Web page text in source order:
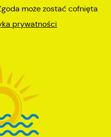
może zostać cofnięta
prywatności